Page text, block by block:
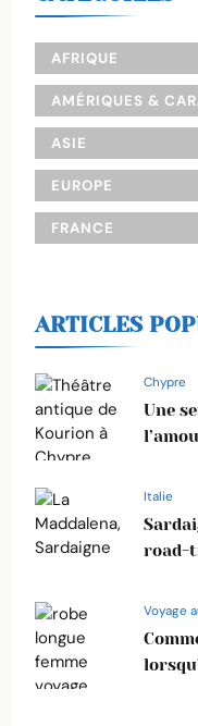
AFRIQUE
AMÉRIQUES &
ASIE
EUROPE
FRANCE
ARTICLES
Chypre
Une
Italie
road-
Voyage